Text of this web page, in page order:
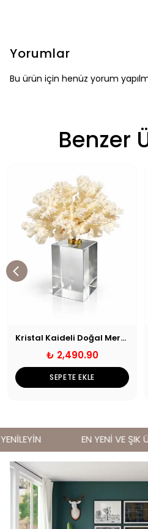
Yorumlar
Bu ürün için henüz yorum
Benzer
Kristal Kaideli Doğal Mercan Obje
₺ 2,490.90
SEPETE EKLE
EN YENİ VE ŞIK